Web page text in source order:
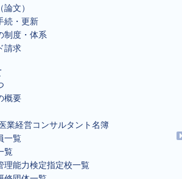
文）
続・更新
制度・体系
請求
概要
業経営コンサルタント名簿
一覧
覧
理能力検定指定校一覧